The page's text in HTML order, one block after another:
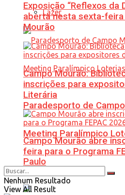
Lazer
Paradesporto de
Meeting Paralímpico
Paulo
Exposição “Reflexos da
aberta nesta sexta-
Mourão
Campo Mourão:
inscrições para
Literária
Campo Mourão abre
feira para o Programa
Nenhum Resultado
View All Result